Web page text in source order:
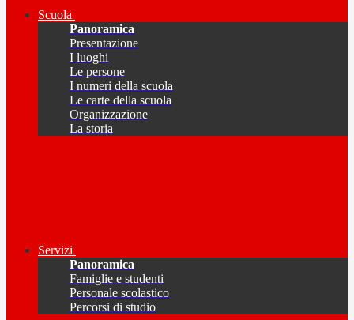
Scuola
Panoramica
Presentazione
I luoghi
Le persone
I numeri della scuola
Le carte della scuola
Organizzazione
La storia
Servizi
Panoramica
Famiglie e studenti
Personale scolastico
Percorsi di studio